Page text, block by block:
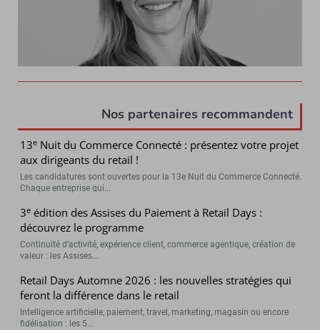
Nos partenaires recommandent
13e Nuit du Commerce Connecté : présentez votre projet
aux dirigeants du retail !
Les candidatures sont ouvertes pour la 13e Nuit du Commerce Connecté.
Chaque entreprise qui...
3e édition des Assises du Paiement à Retail Days :
découvrez le programme
Continuité d’activité, expérience client, commerce agentique, création de
valeur : les Assises...
Retail Days Automne 2026 : les nouvelles stratégies qui
feront la différence dans le retail
Intelligence artificielle, paiement, travel, marketing, magasin ou encore
fidélisation : les 5...